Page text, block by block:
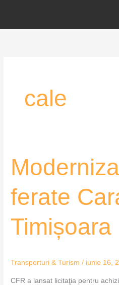
content
cale
ferate
Timișoara
Transporturi & Turism / iunie 16,
CFR a lansat licitaţia pentru
Modernizarea
căii
Caransebeș-